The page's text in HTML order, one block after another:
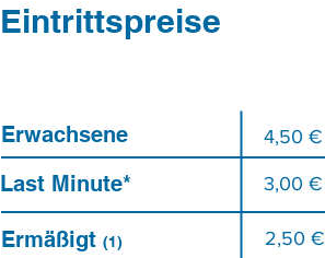
Eintrittspreise
Erwachsene 4,50 €
Last Minute* 3,00 €
Ermäßigt (1) 2,50 €